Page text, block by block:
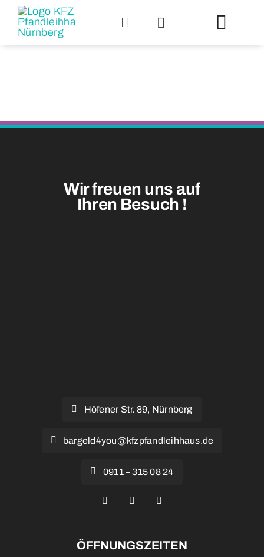
Zum
Inhalt
springen
Wir freuen uns auf
Ihren Besuch !
Höfener Str. 89, Nürnberg
bargeld4you@kfzpfandleihhaus.de
0911 – 315 08 24
ÖFFNUNGSZEITEN